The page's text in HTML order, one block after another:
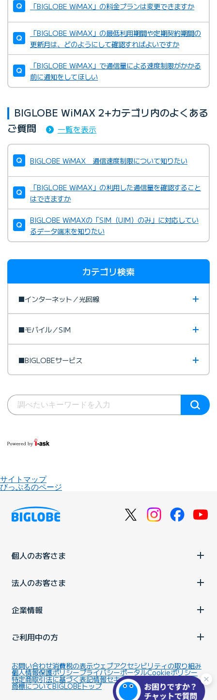
「BIGLOBE WiMAX」の料金プランは変更できますか
「BIGLOBE WiMAX」の最低利用期間や定期契約期間の
更新月は、どのようにして確認すればよいですか
「BIGLOBE WiMAX」で通信量による速度制限がかかる
前に通知をしてほしい
BIGLOBE WiMAX 2+カテゴリ内のよくある
ご質問
一覧を表示
BIGLOBE WiMAX 通信速度制限について知りたい
「BIGLOBE WiMAX」の利用した通信量を確認すること
はできますか
BIGLOBE WiMAXの「SIM（UIM）のみ」に対応してい
るデータ端末を知りたい
カテゴリ検索
■インターネット／光回線
■モバイル／SIM
■BIGLOBEサービス
サイトマップ
びっぷるのページ
個人のお客さま
法人のお客さま
企業情報
ご利用中の方
お問い合わせ消費税の表示ウェブアクセシビリティの取り組み
個人情報保護ポリシープライバシーポータルCookieポリシー
特定商取引法に基づく表記情報セキュリティ基本方針
商標についてBIGLOBEトップ